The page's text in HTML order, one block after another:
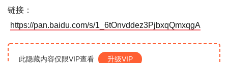
链接：
https://pan.baidu.com/s/1_6tOnvddez3PjbxqQmxqgA
此隐藏内容仅限VIP查看 升级VIP